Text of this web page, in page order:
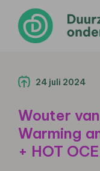
24 juli 2024
Wouter
Warming
+ HOT